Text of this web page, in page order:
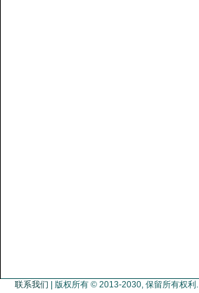
联系我们 | 版权所有 © 2013-2030, 保留所有权利.